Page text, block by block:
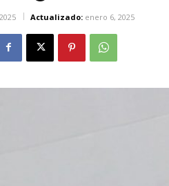
Actualizado: enero 6, 2025